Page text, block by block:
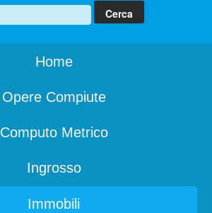
Home
Opere Compiute
Computo Metrico
Ingrosso
Immobili